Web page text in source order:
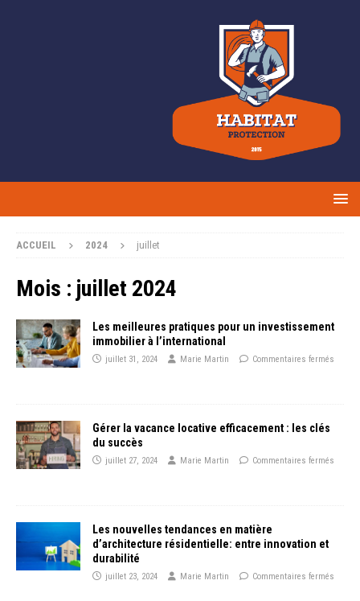
ACCUEIL 2024 juillet
Mois : juillet 2024
Les meilleures pratiques pour un investissement
immobilier à l’international
juillet 31, 2024 Marie Martin Commentaires fermés
Gérer la vacance locative efficacement : les clés
du succès
juillet 27, 2024 Marie Martin Commentaires fermés
Les nouvelles tendances en matière
d’architecture résidentielle: entre innovation et
durabilité
juillet 23, 2024 Marie Martin Commentaires fermés